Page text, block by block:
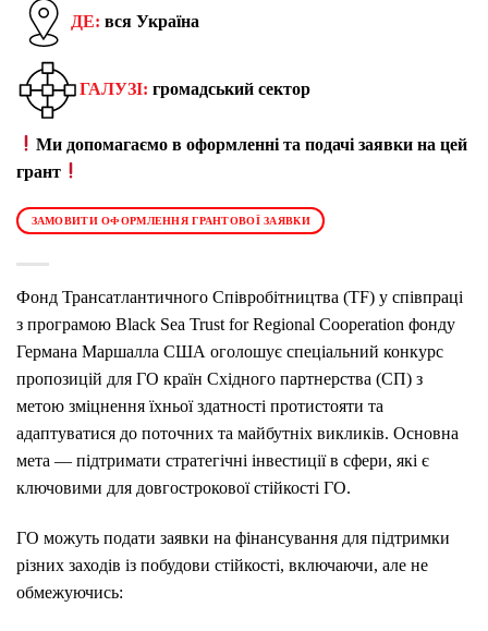
ДЕ: вся Україна
ГАЛУЗІ: громадський сектор
Ми допомагаємо в оформленні та подачі заявки на цей
грант
ЗАМОВИТИ ОФОРМЛЕННЯ ГРАНТОВОЇ ЗАЯВКИ
Фонд Трансатлантичного Співробітництва (TF) у співпраці
з програмою Black Sea Trust for Regional Cooperation фонду
Германа Маршалла США оголошує спеціальний конкурс
пропозицій для ГО країн Східного партнерства (СП) з
метою зміцнення їхньої здатності протистояти та
адаптуватися до поточних та майбутніх викликів. Основна
мета — підтримати стратегічні інвестиції в сфери, які є
ключовими для довгострокової стійкості ГО.
ГО можуть подати заявки на фінансування для підтримки
різних заходів із побудови стійкості, включаючи, але не
обмежуючись: